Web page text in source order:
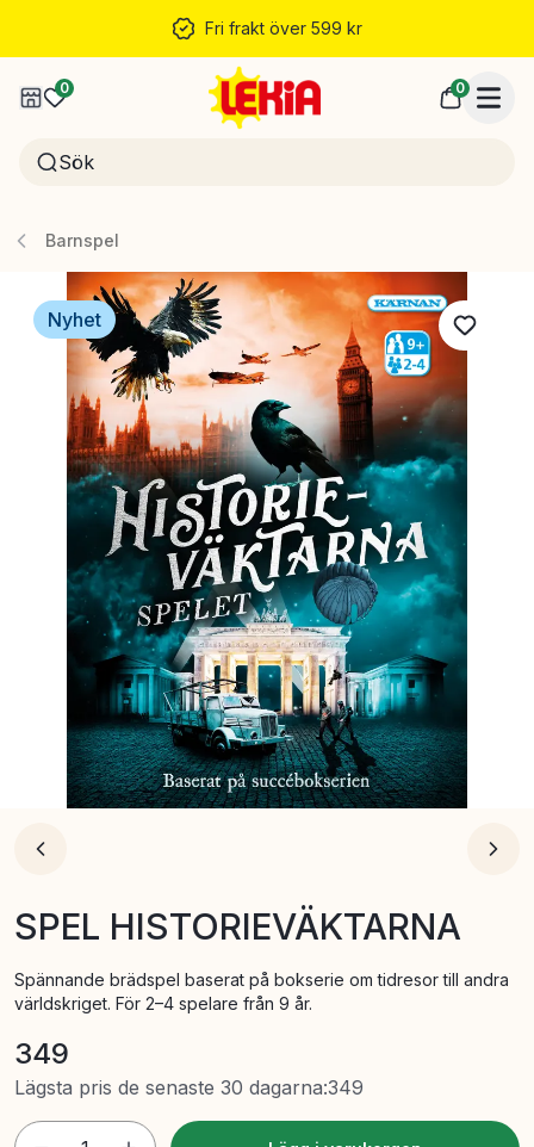
Fri frakt över 599 kr
0 0
Barnspel
Nyhet
SPEL HISTORIEVÄKTARNA
Spännande brädspel baserat på bokserie om tidresor till andra
världskriget. För 2–4 spelare från 9 år.
349
Lägsta pris de senaste 30 dagarna:349